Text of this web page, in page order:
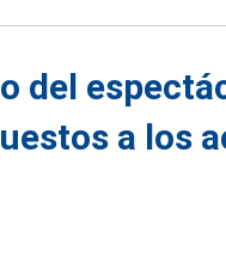
del
a los